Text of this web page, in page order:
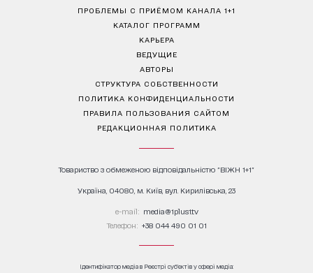
ПРОБЛЕМЫ С ПРИЁМОМ КАНАЛА 1+1
КАТАЛОГ ПРОГРАММ
КАРЬЕРА
ВЕДУЩИЕ
АВТОРЫ
СТРУКТУРА СОБСТВЕННОСТИ
ПОЛИТИКА КОНФИДЕНЦИАЛЬНОСТИ
ПРАВИЛА ПОЛЬЗОВАНИЯ САЙТОМ
РЕДАКЦИОННАЯ ПОЛИТИКА
Товариство з обмеженою відповідальністю "ВІЖН 1+1"
Україна, 04080, м. Київ, вул. Кирилівська, 23
е-mail: media@1plus1.tv
Телефон: +38 044 490 01 01
Ідентифікатор медіа в Реєстрі суб’єктів у сфері медіа: